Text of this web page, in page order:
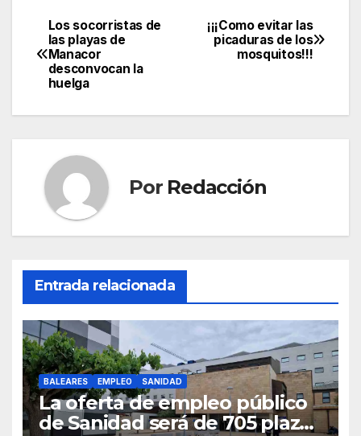
c
e
b
o
k
itt
er
ail
p
e
gr
m
m
p
tir
Navegación
de
entradas
¡¡¡Como evitar las
picaduras de los
mosquitos!!!
Los socorristas de
las playas de
Manacor
desconvocan la
huelga
Por Redacción
Entrada relacionada
BALEARES EMPLEO SANIDAD
La oferta de empleo público
de Sanidad será de 705 plazas